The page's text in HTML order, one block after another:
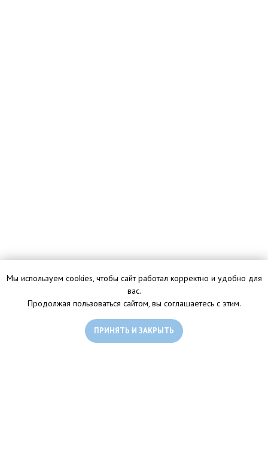
Мы используем cookies, чтобы сайт работал корректно и удобно для
вас.
Продолжая пользоваться сайтом, вы соглашаетесь с этим.
ПРИНЯТЬ И ЗАКРЫТЬ